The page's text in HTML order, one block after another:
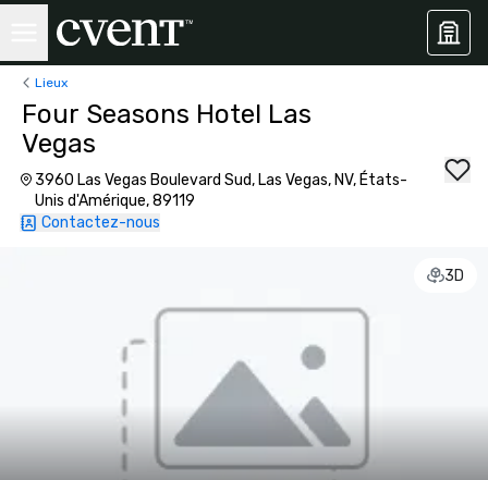
Lieux
Four Seasons Hotel Las
Vegas
3960 Las Vegas Boulevard Sud, Las Vegas, NV, États-
Unis d'Amérique, 89119
Contactez-nous
3D